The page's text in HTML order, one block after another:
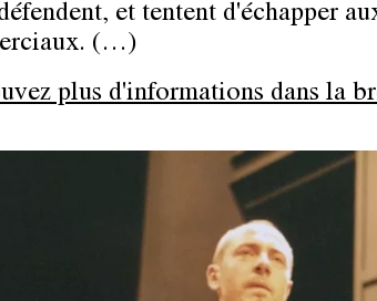
et tentent d'échapper
(…)
plus d'informations dans la